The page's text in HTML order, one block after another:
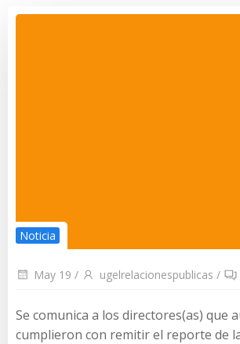
Noticia
May 19 / ugelrelacionespublicas /
Se comunica a los directores(as) que
cumplieron con remitir el reporte de